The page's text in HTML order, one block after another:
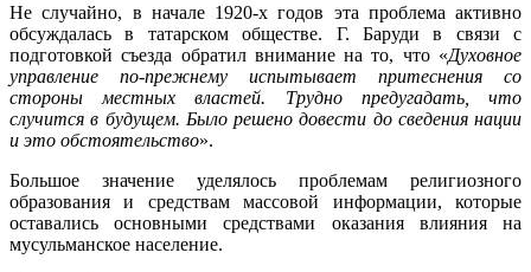
Не случайно, в начале 1920-х годов эта проблема активно
обсуждалась в татарском обществе. Г. Баруди в связи с
подготовкой съезда обратил внимание на то, что «Духовное
управление по-прежнему испытывает притеснения со
стороны местных властей. Трудно предугадать, что
случится в будущем. Было решено довести до сведения нации
и это обстоятельство».
Большое значение уделялось проблемам религиозного
образования и средствам массовой информации, которые
оставались основными средствами оказания влияния на
мусульманское население.